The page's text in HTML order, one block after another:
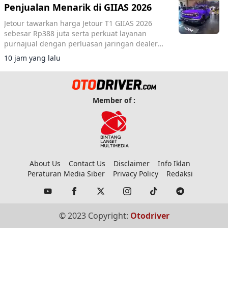
Penjualan Menarik di GIIAS 2026
Jetour tawarkan harga Jetour T1 GIIAS 2026
sebesar Rp388 juta serta perkuat layanan
purnajual dengan perluasan jaringan dealer
hingga 40 showroom di GIIAS 2026.
10 jam yang lalu
Member of :
About Us Contact Us Disclaimer
Info Iklan
Peraturan Media Siber
Privacy Policy Redaksi
© 2023 Copyright: Otodriver